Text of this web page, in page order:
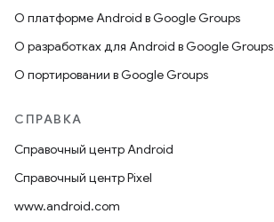
О платформе Android в Google Groups
О разработках для Android в Google Groups
О портировании в Google Groups
СПРАВКА
Справочный центр Android
Справочный центр Pixel
www.android.com